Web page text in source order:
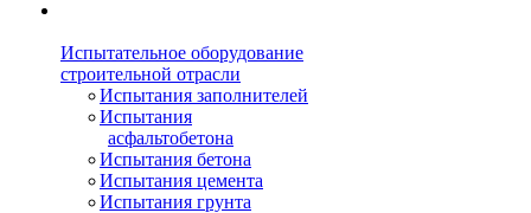
Испытательное оборудование
строительной отрасли
Испытания заполнителей
Испытания
асфальтобетона
Испытания бетона
Испытания цемента
Испытания грунта